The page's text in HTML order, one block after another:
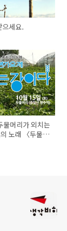
으세요.
물머리가 외치는
노래 〈두물머